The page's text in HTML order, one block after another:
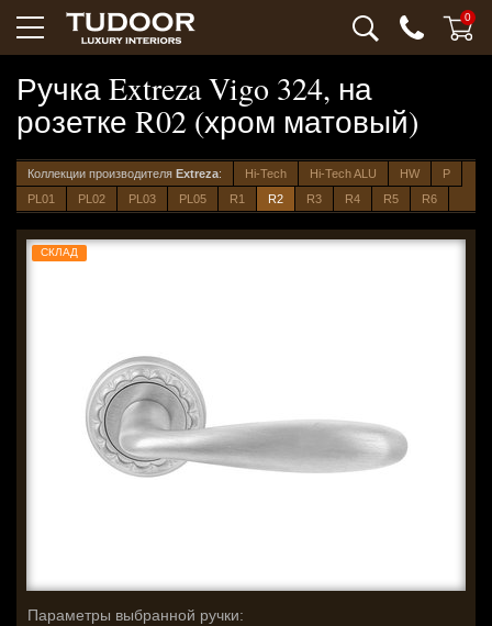
0
Ручка Extreza Vigo 324, на
розетке R02 (хром матовый)
Коллекции производителя Extreza: Hi-Tech Hi-Tech ALU HW
P
PL01
PL02 PL03 PL05 R1 R2 R3 R4 R5 R6
СКЛАД
Параметры выбранной ручки: